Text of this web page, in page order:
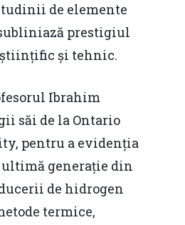
de elemente
prestigiul
științific și tehnic.
Ibrahim
săi de la Ontario
pentru a evidenția
generație din
de hidrogen
termice,